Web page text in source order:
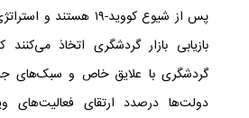
پس از شیوع کووید-۱۹
بازیابی بازار گردشگری اتخاذ
گردشگری با علایق خاص و سبک‌های
دولت‌ها درصدد ارتقای فعالیت‌های